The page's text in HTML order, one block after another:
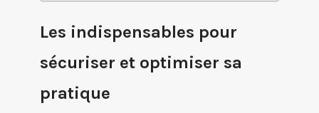
Les indispensables pour
sécuriser et optimiser sa
pratique